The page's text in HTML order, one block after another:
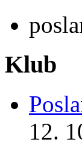
Klub
12.